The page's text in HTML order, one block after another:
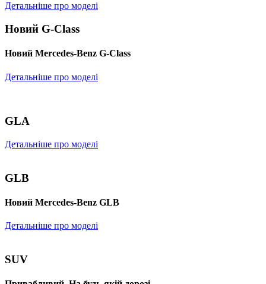
Детальніше про моделі
Новий G-Class
Новий Mercedes-Benz G-Class
Детальніше про моделі
GLA
Детальніше про моделі
GLB
Новий Mercedes-Benz GLB
Детальніше про моделі
SUV